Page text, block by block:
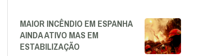
MAIOR INCÊNDIO EM ESPANHA
AINDA ATIVO MAS EM
ESTABILIZAÇÃO